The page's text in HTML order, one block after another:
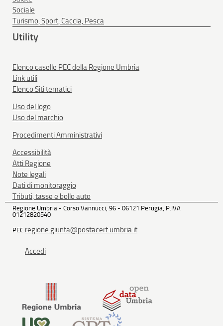
Sociale
Turismo, Sport, Caccia, Pesca
Utility
Elenco caselle PEC della Regione Umbria
Link utili
Elenco Siti tematici
Uso del logo
Uso del marchio
Procedimenti Amministrativi
Accessibilità
Atti Regione
Note legali
Dati di monitoraggio
Tributi, tasse e bollo auto
Regione Umbria - Corso Vannucci, 96 - 06121 Perugia, P.IVA
01212820540
PEC:regione.giunta@postacert.umbria.it
Accedi